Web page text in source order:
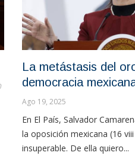
La metástasis del
democracia
Ago 19, 2025
En El País, Salvador
la oposición mexicana (16
insuperable. De ella quiero...